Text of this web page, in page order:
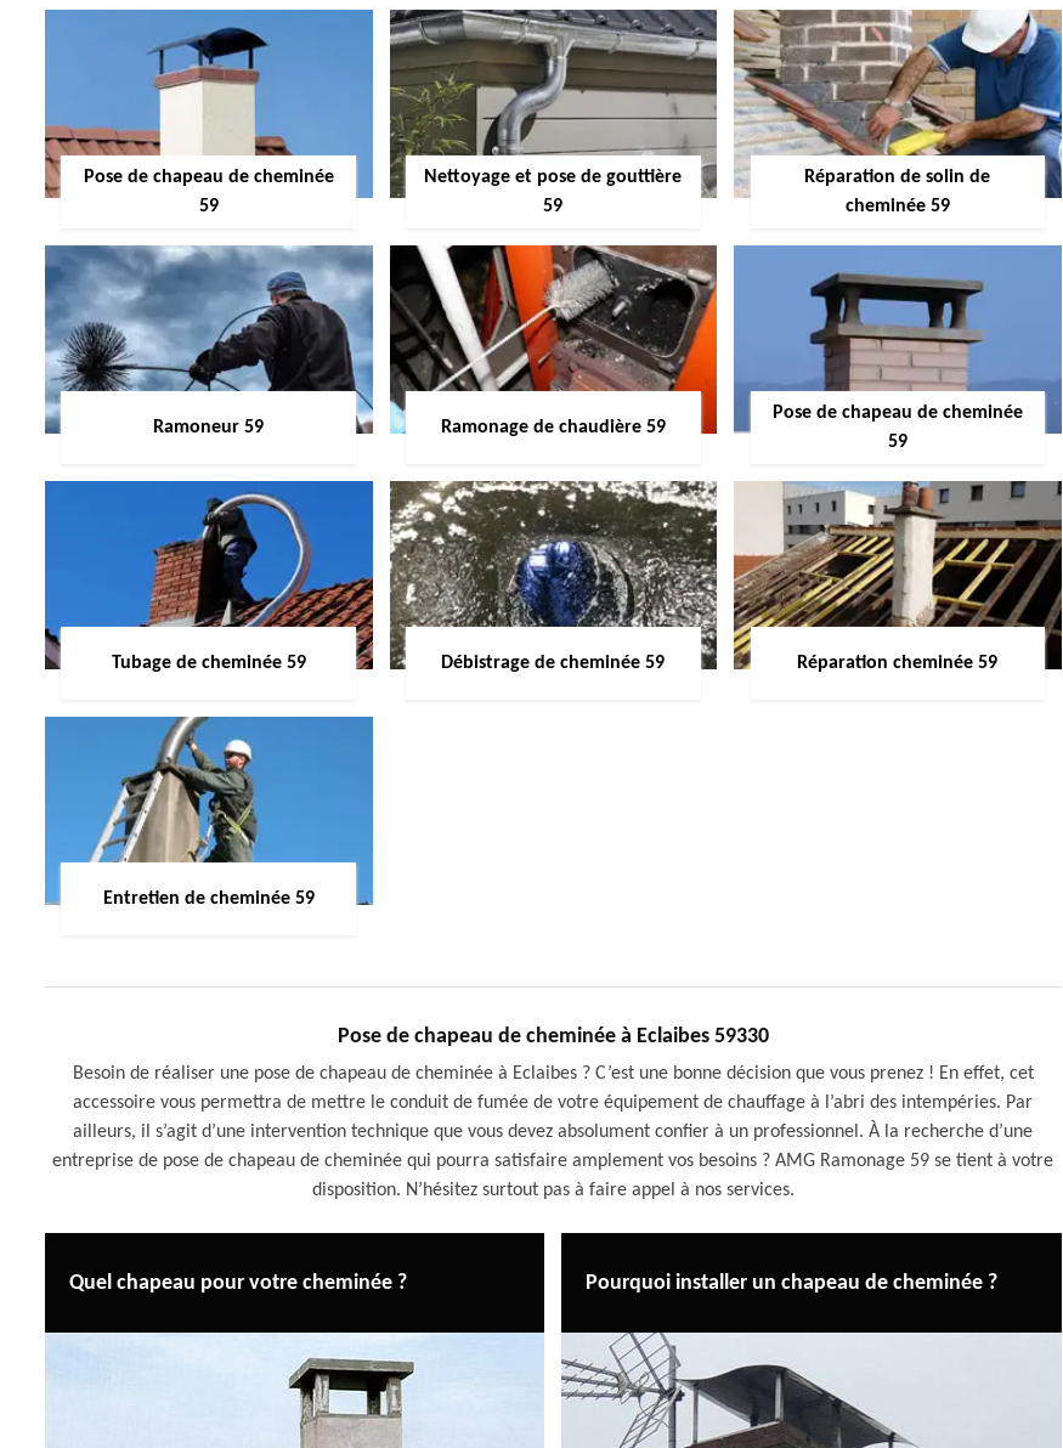
Pose de chapeau de cheminée
59
Nettoyage et pose de gouttière
59
Réparation de solin de
cheminée 59
Ramoneur 59 Ramonage de chaudière 59
Pose de chapeau de cheminée
59
Tubage de cheminée 59 Débistrage de cheminée 59 Réparation cheminée 59
Entretien de cheminée 59
Pose de chapeau de cheminée à Eclaibes 59330
Besoin de réaliser une pose de chapeau de cheminée à Eclaibes ? C’est une bonne décision que vous prenez ! En effet, cet
accessoire vous permettra de mettre le conduit de fumée de votre équipement de chauffage à l’abri des intempéries. Par
ailleurs, il s’agit d’une intervention technique que vous devez absolument confier à un professionnel. À la recherche d’une
entreprise de pose de chapeau de cheminée qui pourra satisfaire amplement vos besoins ? AMG Ramonage 59 se tient à votre
disposition. N’hésitez surtout pas à faire appel à nos services.
Quel chapeau pour votre cheminée ? Pourquoi installer un chapeau de cheminée ?